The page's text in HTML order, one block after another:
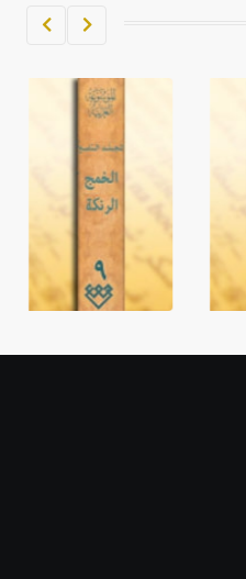
/22/ علامة كتابية sign تكتب منفصلة